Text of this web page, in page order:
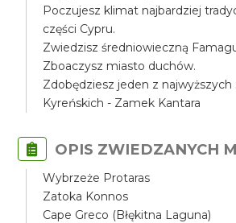
Poczujesz klimat najbardziej
części Cypru.
Zwiedzisz średniowieczną
Zboaczysz miasto duchów.
Zdobędziesz jeden z
Kyreńskich - Zamek Kantara
OPIS ZWIEDZANYCH
Wybrzeże Protaras
Zatoka Konnos
Cape Greco (Błękitna Laguna)